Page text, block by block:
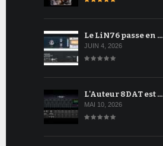
Le LiN76 passe en …
JUIN 4, 2026
L'Auteur 8DAT est …
MAI 10, 2026